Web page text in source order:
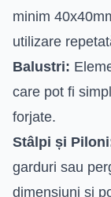
minim
utilizare
Balustri:
care pot fi
forjate.
Stâlpi și
garduri sau
dimensiuni și